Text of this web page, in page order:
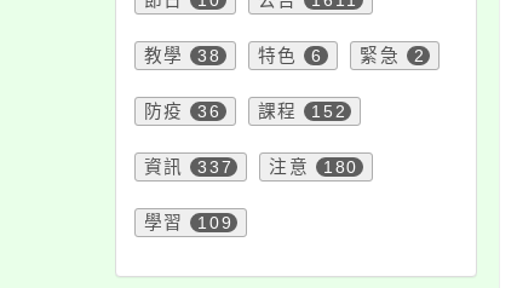
教學 38 特色 6 緊急 2
防疫 36 課程 152
資訊 337 注意 180
學習 109